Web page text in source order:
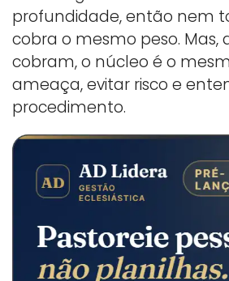
profundidade, então nem
cobra o mesmo peso. Mas,
cobram, o núcleo é o
ameaça, evitar risco e
procedimento.